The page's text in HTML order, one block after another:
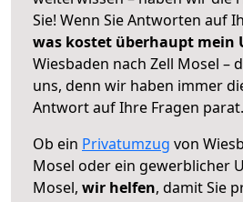
Sie! Wenn Sie Antworten auf
was kostet überhaupt mein
Wiesbaden nach Zell Mosel –
uns, denn wir haben immer
Antwort auf Ihre Fragen parat.
Ob ein Privatumzug von
Mosel oder ein gewerblicher
Mosel, wir helfen, damit Sie